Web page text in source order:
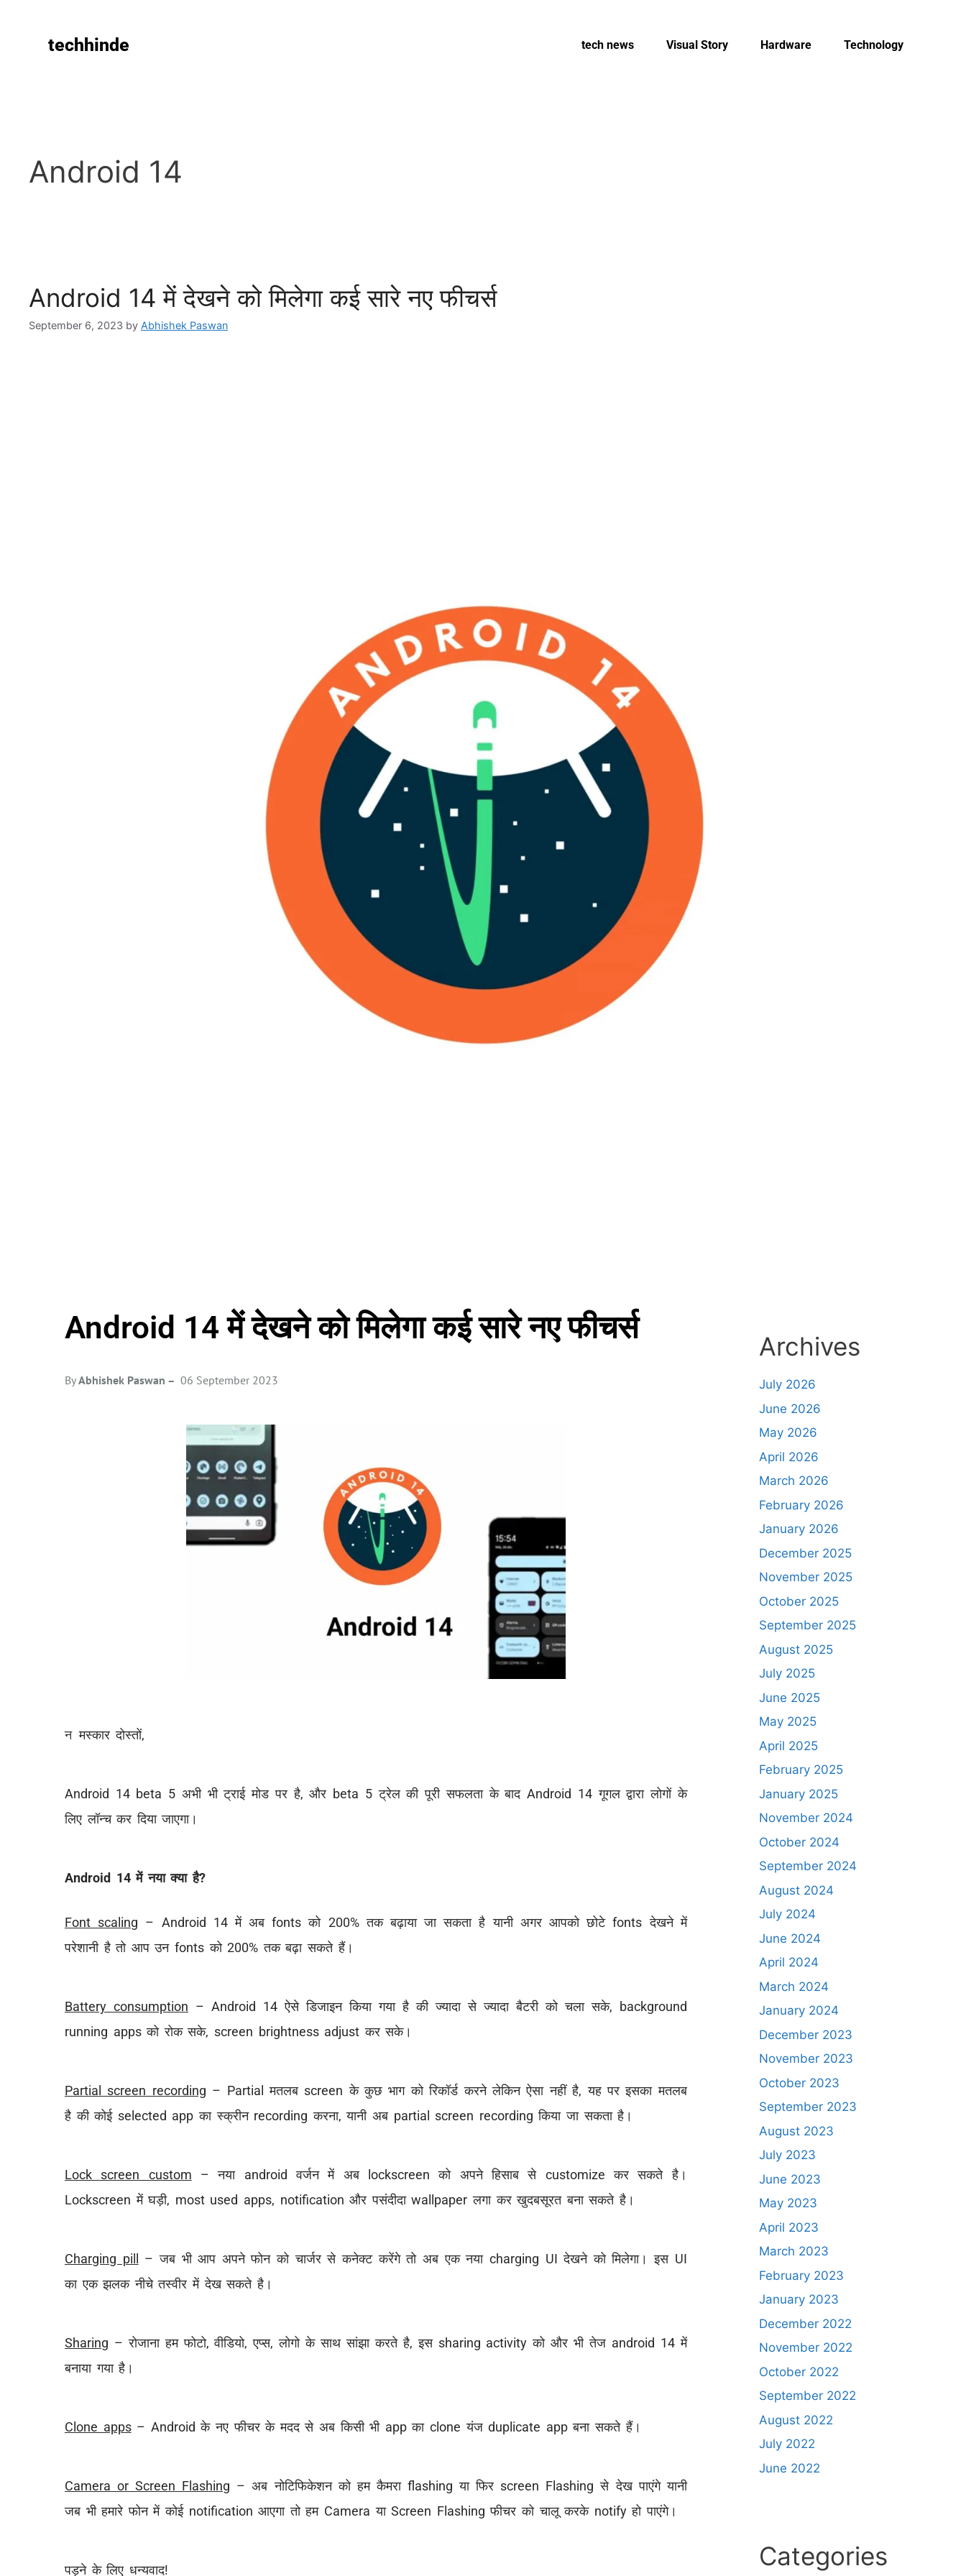
techhinde tech news Visual Story Hardware Technology
Android 14
Android 14 में देखने को मिलेगा कई सारे नए फीचर्स
September 6, 2023 by Abhishek Paswan
Android 14 में देखने को मिलेगा कई सारे नए फीचर्स
ByAbhishek Paswan – 06 September 2023
न मस्कार दोस्तों,
Android 14 beta 5 अभी भी ट्राई मोड पर है, और beta 5 ट्रेल की पूरी सफलता के बाद Android 14 गूगल द्वारा लोगों के
लिए लॉन्च कर दिया जाएगा।
Android 14 में नया क्या है?
Font scaling – Android 14 में अब fonts को 200% तक बढ़ाया जा सकता है यानी अगर आपको छोटे fonts देखने में
परेशानी है तो आप उन fonts को 200% तक बढ़ा सकते हैं।
Battery consumption – Android 14 ऐसे डिजाइन किया गया है की ज्यादा से ज्यादा बैटरी को चला सके, background
running apps को रोक सके, screen brightness adjust कर सके।
Partial screen recording – Partial मतलब screen के कुछ भाग को रिकॉर्ड करने लेकिन ऐसा नहीं है, यह पर इसका मतलब
है की कोई selected app का स्क्रीन recording करना, यानी अब partial screen recording किया जा सकता है।
Lock screen custom – नया android वर्जन में अब lockscreen को अपने हिसाब से customize कर सकते है।
Lockscreen में घड़ी, most used apps, notification और पसंदीदा wallpaper लगा कर खुदबसूरत बना सकते है।
Charging pill
– जब भी आप अपने फोन को चार्जर से कनेक्ट करेंगे तो अब एक नया charging UI देखने को मिलेगा। इस UI
का एक झलक नीचे तस्वीर में देख सकते है।
Sharing – रोजाना हम फोटो, वीडियो, एप्स, लोगो के साथ सांझा करते है, इस sharing activity को और भी तेज android 14 में
बनाया गया है।
Clone apps– Android के नए फीचर के मदद से अब किसी भी app का clone यंज duplicate app बना सकते हैं।
Camera or Screen Flashing – अब नोटिफिकेशन को हम कैमरा flashing या फिर screen Flashing से देख पाएंगे यानी
जब भी हमारे फोन में कोई notification आएगा तो हम Camera या Screen Flashing फीचर को चालू करके notify हो पाएंगे।
पड़ने के लिए धन्यवाद!
Archives
July 2026
June 2026
May 2026
April 2026
March 2026
February 2026
January 2026
December 2025
November 2025
October 2025
September 2025
August 2025
July 2025
June 2025
May 2025
April 2025
February 2025
January 2025
November 2024
October 2024
September 2024
August 2024
July 2024
June 2024
April 2024
March 2024
January 2024
December 2023
November 2023
October 2023
September 2023
August 2023
July 2023
June 2023
May 2023
April 2023
March 2023
February 2023
January 2023
December 2022
November 2022
October 2022
September 2022
August 2022
July 2022
June 2022
Categories